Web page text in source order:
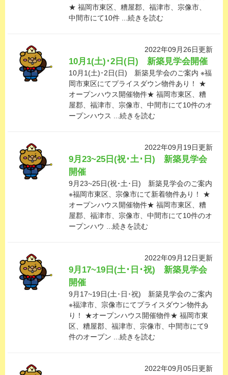
★ 福岡市東区、糟屋郡、福津市、宗像市、
中間市にて10件 ...続きを読む
2022年09月26日更新
10月1(土)･2日(日) 新築見学会開催
10月1(土)･2日(日) 新築見学会のご案内 ※福
岡市東区にてプライスダウン物件あり！ ★
オープンハウス開催物件★ 福岡市東区、糟
屋郡、福津市、宗像市、中間市にて10件のオ
ープンハウス ...続きを読む
2022年09月19日更新
9月23~25日(祝･土･日) 新築見学会
開催
9月23~25日(祝･土･日) 新築見学会のご案内
※福岡市東区、宗像市にて新着物件あり！ ★
オープンハウス開催物件★ 福岡市東区、糟
屋郡、福津市、宗像市、中間市にて10件のオ
ープンハウ ...続きを読む
2022年09月12日更新
9月17~19日(土･日･祝) 新築見学会
開催
9月17~19日(土･日･祝) 新築見学会のご案内
※福津市、宗像市にてプライスダウン物件あ
り！ ★オープンハウス開催物件★ 福岡市東
区、糟屋郡、福津市、宗像市、中間市にて9
件のオープン ...続きを読む
2022年09月05日更新